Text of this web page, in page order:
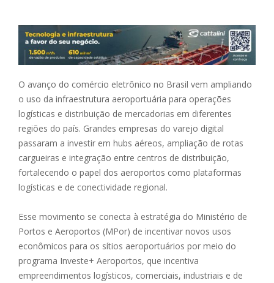
O avanço do comércio eletrônico no Brasil vem ampliando
o uso da infraestrutura aeroportuária para operações
logísticas e distribuição de mercadorias em diferentes
regiões do país. Grandes empresas do varejo digital
passaram a investir em hubs aéreos, ampliação de rotas
cargueiras e integração entre centros de distribuição,
fortalecendo o papel dos aeroportos como plataformas
logísticas e de conectividade regional.
Esse movimento se conecta à estratégia do Ministério de
Portos e Aeroportos (MPor) de incentivar novos usos
econômicos para os sítios aeroportuários por meio do
programa Investe+ Aeroportos, que incentiva
empreendimentos logísticos, comerciais, industriais e de